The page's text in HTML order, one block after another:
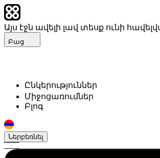
Այս էջն ավելի լավ տեսք ունի
Բաց
Ընկերություններ
Միջոցառումներ
Բլոգ
Ներբեռնել